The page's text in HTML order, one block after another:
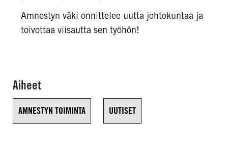
Amnestyn väki onnittelee uutta johtokuntaa ja
toivottaa viisautta sen työhön!
Aiheet
AMNESTYN TOIMINTA UUTISET